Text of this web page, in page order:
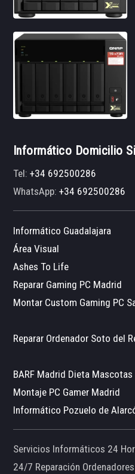
Informático Domicilio
Tel:+34 692500286
WhatsApp:+34 692500286
Informático Guadalajara
Área Visual
Ashes To Life
Reparar Gaming PC Madrid
Montar Custom Gaming PC
Reparar Ordenador Soto del
BARF Madrid Dieta Mascotas
Montaje PC Gamer Madrid
Informático Pozuelo de
Servicios Informáticos 24
24/7 Reparación